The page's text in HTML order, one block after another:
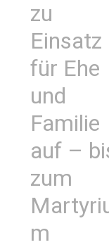
zu
Einsatz
für Ehe
und
Familie
auf –
zum
m